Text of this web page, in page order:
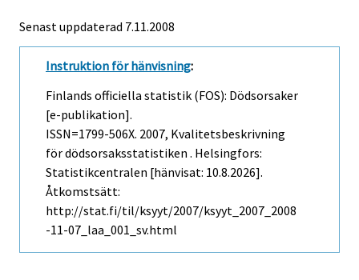
Senast uppdaterad 7.11.2008
Instruktion för hänvisning:
Finlands officiella statistik (FOS): Dödsorsaker
[e-publikation].
ISSN=1799-506X. 2007, Kvalitetsbeskrivning
för dödsorsaksstatistiken . Helsingfors:
Statistikcentralen [hänvisat: 10.8.2026].
Åtkomstsätt:
http://stat.fi/til/ksyyt/2007/ksyyt_2007_2008
-11-07_laa_001_sv.html